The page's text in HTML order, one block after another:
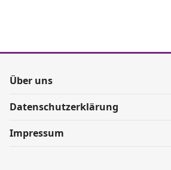
Über uns
Datenschutzerklärung
Impressum